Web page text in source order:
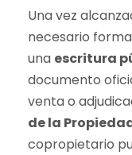
Una vez
necesario
una escritura
documento
venta o
de la
copropietario